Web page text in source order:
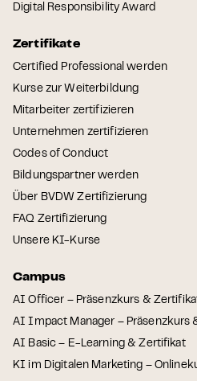
Digital Responsibility Award
Zertifikate
Certified Professional werden
Kurse zur Weiterbildung
Mitarbeiter zertifizieren
Unternehmen zertifizieren
Codes of Conduct
Bildungspartner werden
Über BVDW Zertifizierung
FAQ Zertifizierung
Unsere KI-Kurse
Campus
AI Officer – Präsenzkurs &
AI Impact Manager – Präsenzkurs
AI Basic – E-Learning & Zertifikat
KI im Digitalen Marketing –